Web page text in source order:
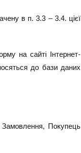
в п. 3.3 – 3.4. цієї
на сайті Інтернет-
до бази даних
Замовлення, Покупець